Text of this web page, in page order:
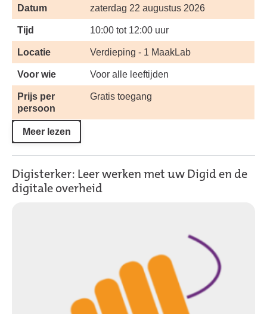
Datum
zaterdag 22 augustus 2026
Tijd 10:00 tot 12:00 uur
Locatie Verdieping - 1 MaakLab
Voor wie Voor alle leeftijden
Prijs per
persoon
Gratis toegang
Meer lezen
Digisterker: Leer werken met uw Digid en de
digitale overheid